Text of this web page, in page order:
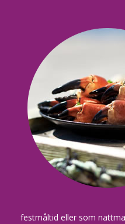
festmåltid eller som